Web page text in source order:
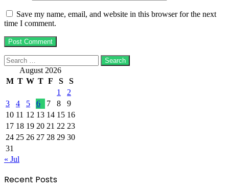
Save my name, email, and website in this browser for the next
time I comment.
Search
for: August 2026
M T W T F S
S
1
2
3
4 5 6 7 8
9
10 11 12 13 14 15 16
17 18 19 20 21 22 23
24 25 26 27 28 29 30
31
« Jul
Recent Posts